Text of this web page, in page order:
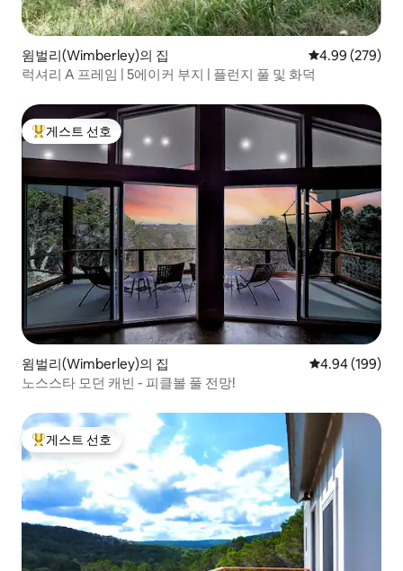
윔벌리(Wimberley)의 집 평점 4.99점(5
4.99 (279)
럭셔리 A 프레임 | 5에이커 부지 | 플런지 풀 및 화덕
상위 게스트 선호
게스트 선호
윔벌리(Wimberley)의 집 평점 4.94점(5
4.94 (199)
노스스타 모던 캐빈 - 피클볼 풀 전망!
상위 게스트 선호
게스트 선호